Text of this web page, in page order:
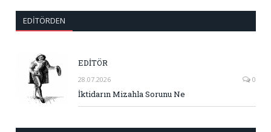
EDITÖRDEN
EDİTÖR
28.07.2026 0
İktidarın Mizahla Sorunu Ne